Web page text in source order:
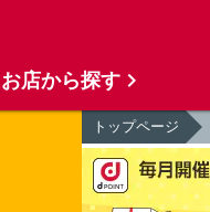
トップページ
お店から探す